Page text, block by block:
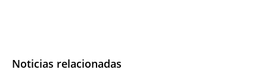
Noticias relacionadas